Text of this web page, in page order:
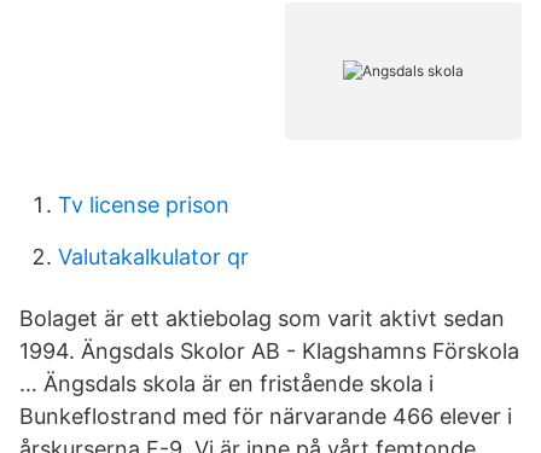
Tv license prison
Valutakalkulator qr
Bolaget är ett aktiebolag som varit aktivt sedan
1994. Ängsdals Skolor AB - Klagshamns Förskola
… Ängsdals skola är en fristående skola i
Bunkeflostrand med för närvarande 466 elever i